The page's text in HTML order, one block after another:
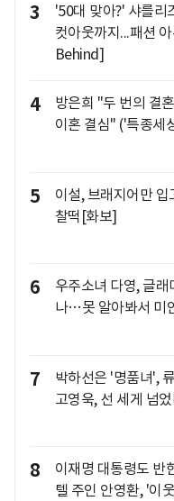
3
'50대 맞아?' 샤를리
컷아웃까지...패션
Behind]
4
방은희 "두 번의 결
이혼 결심" ('특종세
5
이설, 브래지어만
찰떡[화보]
6
우주소녀 다영, 글
나…못 알아봐서 미
7
박하선은 '명품녀',
고영욱, 선 세게 넘
8
이재명 대통령도 반
텔 주인 안영환, '이